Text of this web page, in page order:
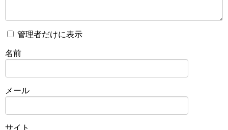
管理者だけに表示
名前
メール
サイト